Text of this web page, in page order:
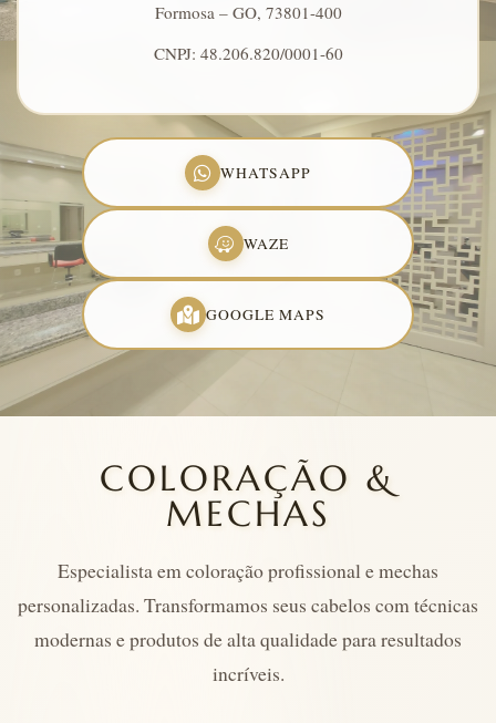
Formosa – GO, 73801-400
CNPJ: 48.206.820/0001-60
WHATSAPP
WAZE
GOOGLE MAPS
COLORAÇÃO &
MECHAS
Especialista em coloração profissional e mechas
personalizadas. Transformamos seus cabelos com técnicas
modernas e produtos de alta qualidade para resultados
incríveis.